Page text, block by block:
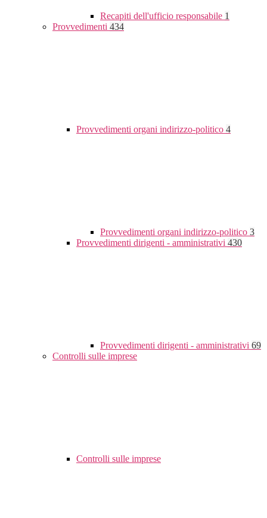
Recapiti dell'ufficio responsabile 1
Provvedimenti 434
Provvedimenti organi indirizzo-politico 4
Provvedimenti organi indirizzo-politico 3
Provvedimenti dirigenti - amministrativi 430
Provvedimenti dirigenti - amministrativi 69
Controlli sulle imprese
Controlli sulle imprese